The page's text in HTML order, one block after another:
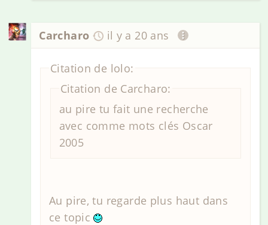
Carcharo il y a 20 ans
Citation de lolo:
Citation de Carcharo:
au pire tu fait une recherche
avec comme mots clés Oscar
2005
Au pire, tu regarde plus haut dans
ce topic